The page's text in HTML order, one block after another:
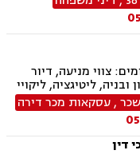
וצוואות, משמורת,
וראיות, עסקאות מכר
מושכר, תאונות
, אפוטרופסות,
עבודה, חלוקת רכוש.
צווי מניעה, דיור
ובניה, ליטיגציה, ליקויי
מכר דירה, פינוי
בינוי, קבוצות רכישה, תמ"א 38, דיירות מוגנת, איכות
השבחה, פינוי מושכר,
ירידת ערך, ייפוי
לפי חוק המטרו
,עסקאות מכר דירה
דין